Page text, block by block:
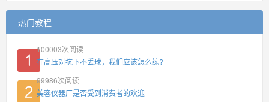
热门教程
100003次阅读
在高压对抗下不丢球，我们应该怎么练?
99986次阅读
美容仪器厂是否受到消费者的欢迎